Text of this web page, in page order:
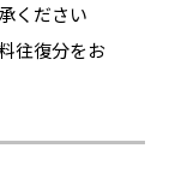
ください
往復分をお